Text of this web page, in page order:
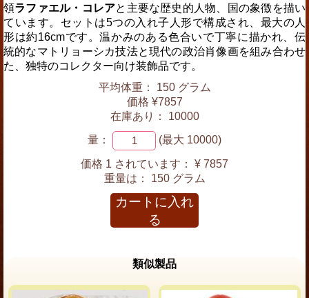
領ラファエル・コレアと主要な歴史的人物、国の象徴を描い
ています。セットは5つの入れ子人形で構成され、最大の人
形は約16cmです。温かみのある色合いで丁寧に描かれ、伝
統的なマトリョーシカ技法と現代の政治肖像画を組み合わせ
た、独特のコレクター向け装飾品です。
平均体重： 150 グラム
価格 ¥7857
在庫あり： 10000
量： (最大 10000)
価格 1 されています：
¥ 7857
重量は： 150 グラム
カートに入れ
る
類似製品